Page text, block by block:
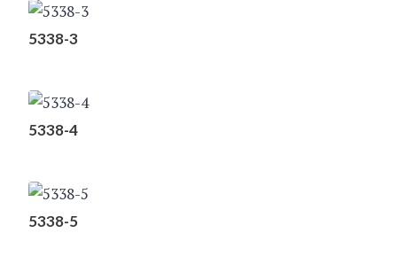
5338-3
5338-4
5338-5